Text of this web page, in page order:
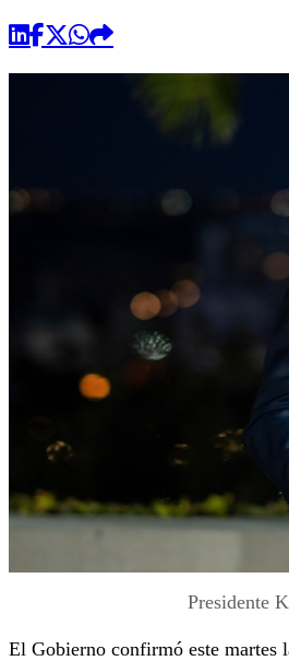
Universidad de
Sustentabilidad
Presidente
El Gobierno confirmó este martes